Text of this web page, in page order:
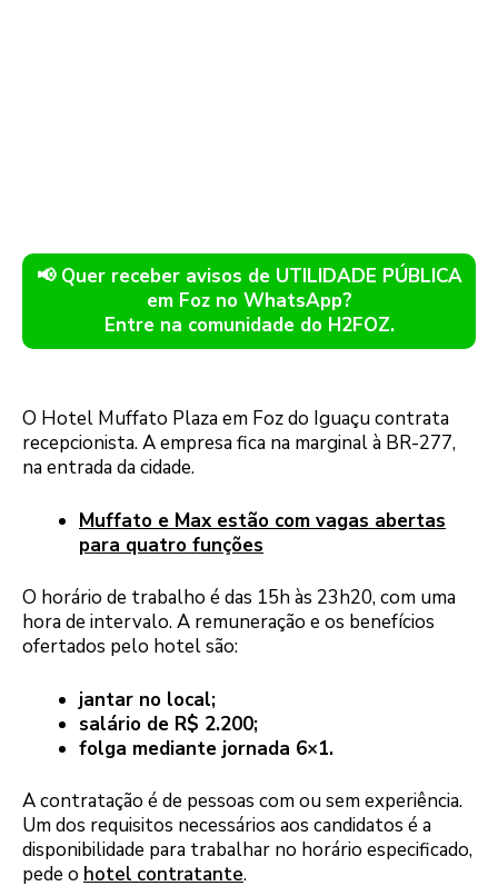
📢 Quer receber avisos de UTILIDADE PÚBLICA
em Foz no WhatsApp?
Entre na comunidade do H2FOZ.
O Hotel Muffato Plaza em Foz do Iguaçu contrata
recepcionista. A empresa fica na marginal à BR-277,
na entrada da cidade.
Muffato e Max estão com vagas abertas
para quatro funções
O horário de trabalho é das 15h às 23h20, com uma
hora de intervalo. A remuneração e os benefícios
ofertados pelo hotel são:
jantar no local;
salário de R$ 2.200;
folga mediante jornada 6×1.
A contratação é de pessoas com ou sem experiência.
Um dos requisitos necessários aos candidatos é a
disponibilidade para trabalhar no horário especificado,
pede o hotel contratante.